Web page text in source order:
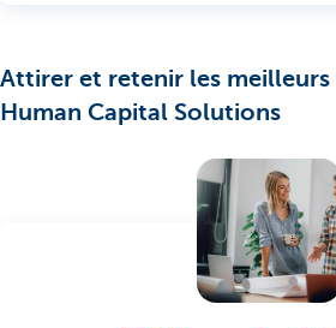
Attirer et retenir les meilleurs
Human Capital Solutions